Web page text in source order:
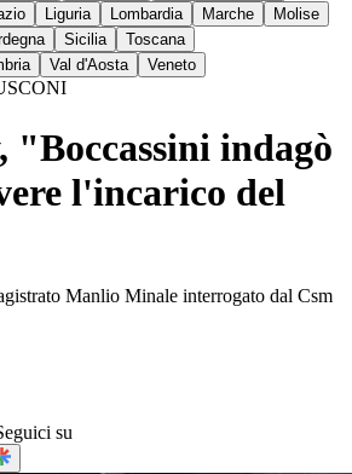
Liguria Lombardia Marche
Molise
Sicilia
Toscana
Val d'Aosta Veneto
"Boccassini indagò
l'incarico del
Manlio Minale interrogato dal Csm
su